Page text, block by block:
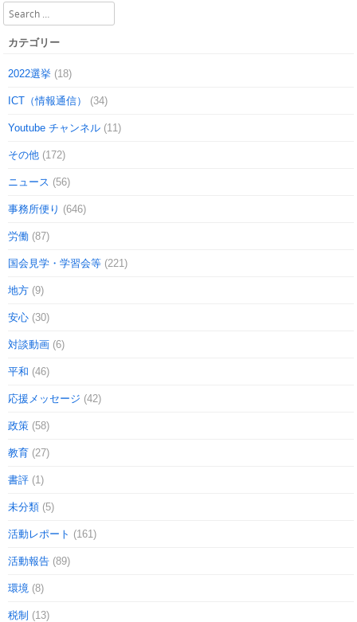
Search
カテゴリー
2022選挙 (18)
ICT（情報通信） (34)
Youtube チャンネル (11)
その他 (172)
ニュース (56)
事務所便り (646)
労働 (87)
国会見学・学習会等 (221)
地方 (9)
安心 (30)
対談動画 (6)
平和 (46)
応援メッセージ (42)
政策 (58)
教育 (27)
書評 (1)
未分類 (5)
活動レポート (161)
活動報告 (89)
環境 (8)
税制 (13)